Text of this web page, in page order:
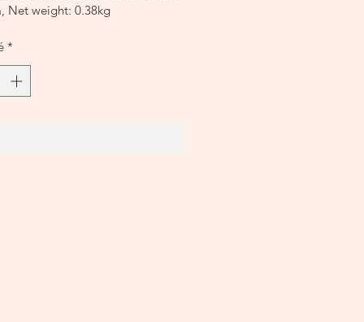
Net weight: 0.38kg
PREMIÈRE
Bois/Métal
*